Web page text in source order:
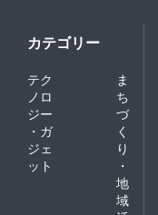
カテゴリー
テク
ノロ
ジー
・ガ
ジェ
ット
ま
ち
づ
く
り
・
地
域